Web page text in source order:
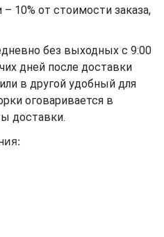
10% от стоимости заказа,
без выходных с 9:00
дней после доставки
в другой удобный для
оговаривается в
доставки.